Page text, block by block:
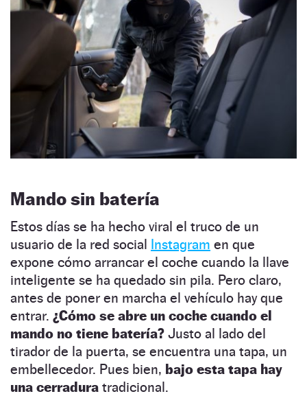
Mando sin batería
Estos días se ha hecho viral el truco de un
usuario de la red social Instagram en que
expone cómo arrancar el coche cuando la llave
inteligente se ha quedado sin pila. Pero claro,
antes de poner en marcha el vehículo hay que
entrar. ¿Cómo se abre un coche cuando el
mando no tiene batería? Justo al lado del
tirador de la puerta, se encuentra una tapa, un
embellecedor. Pues bien, bajo esta tapa hay
una cerradura tradicional.